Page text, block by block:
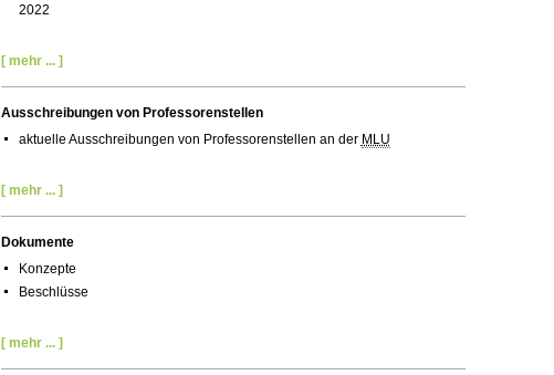
2022
[ mehr ... ]
Ausschreibungen von Professorenstellen
aktuelle Ausschreibungen von Professorenstellen an der MLU
[ mehr ... ]
Dokumente
Konzepte
Beschlüsse
[ mehr ... ]